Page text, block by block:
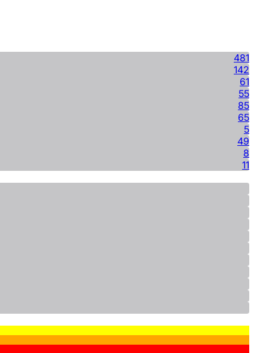
481
142
61
55
85
65
5
49
8
11